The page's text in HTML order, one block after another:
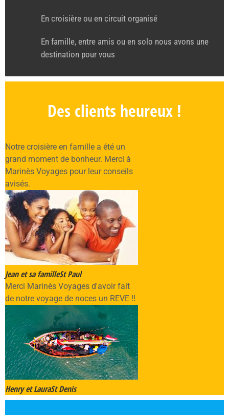
En croisière ou en circuit organisé
En famille, entre amis ou en solo nous avons une
destination pour vous
Des clients heureux !
Notre croisière en famille a été un
grand moment de bonheur. Merci à
Marinès Voyages pour leur conseils
avisés.
Jean et sa familleSt Paul
Merci Marinès Voyages d'avoir fait
de notre voyage de noces un REVE !!
Henry et LauraSt Denis